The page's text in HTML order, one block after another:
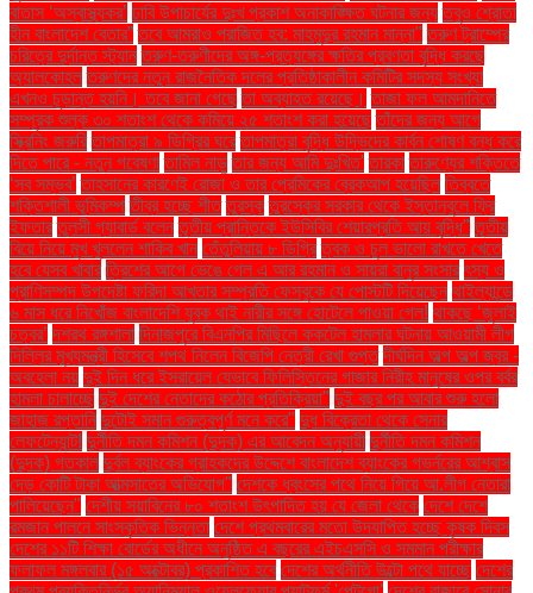
বাতাস ‘অস্বাস্থ্যকর’ ঢাবি উপাচার্যের দুঃখ প্রকাশ অনাকাঙ্ক্ষিত ঘটনার জন্য তবুও শ্রোতা
হীন বাংলাদেশ বেতার” তবে আমরাও পরাজিত হব: মাহমুদুর রহমান মান্না" তরুণ ট্রাম্পের
চরিত্রে দুর্দান্ত স্ট্যান তরুণ-তরুণীদের অঙ্গ-প্রত্যঙ্গের ক্ষতির প্রবণতা বৃদ্ধি করছে
অ্যালকোহল তরুণদের নতুন রাজনৈতিক দলের প্রতিষ্ঠাকালীন কমিটির সদস্য সংখ্যা
এখনও চূড়ান্ত হয়নি। তবে জানা গেছে তা অব্যাহত রয়েছে। তাজা ফল আমদানিতে
সম্পূরক শুল্ক ৩০ শতাংশ থেকে কমিয়ে ২৫ শতাংশ করা হয়েছে তাঁদের জন্য আগে
স্ক্রিনিং জরুরি তাপমাত্রা ৯ ডিগ্রির ঘরে তাপমাত্রা বৃদ্ধি উদ্ভিদের কার্বন শোষণ বন্ধ করে
দিতে পারে - নতুন গবেষণা তামিল নাড়ু তার জন্য আমি দুঃখিত' তারকা তারুণ্যের শক্তিতে
‘সব সম্ভব’ তাহসানের কারণেই রোজা ও তার প্রেমিকের ব্রেকআপ হয়েছিল তিব্বতে
শক্তিশালী ভূমিকম্প তীব্র হচ্ছে শীত তুরস্ক তুরস্কের সরকার থেকে ইস্তানবুলে ফ্রি
ইফতার তুলসী গ্যাবার্ড বলেন তৃতীয় প্রান্তিকে ইউসিবির শেয়ারপ্রতি আয় বৃদ্ধি" তৃতীয়
বিয়ে নিয়ে মুখ খুললেন শাকিব খান তেঁতুলিয়ায় ৮ ডিগ্রি ত্বক ও চুল ভালো রাখতে খেতে
হবে যেসব খাবার ত্রিশের আগে ভেঙে গেল এ আর রহমান ও সায়রা বানুর সংসার ৎস্য ও
প্রাণিসম্পদ উপদেষ্টা ফরিদা আখতার সম্প্রতি ফেসবুকে যে পোস্টটি দিয়েছেন থাইল্যান্ডে
৬ মাস ধরে নিখোঁজ বাংলাদেশি যুবক থাই নারীর সঙ্গে হোটেলে পাওয়া গেল! থাকছে ‘জুলাই
চত্বর’ দশরথ রঙ্গশালা দিনাজপুরে বিএনপির মিছিলে ককটেল হামলার ঘটনায় আওয়ামী লীগ
দিল্লির মুখ্যমন্ত্রী হিসেবে শপথ নিলেন বিজেপি নেত্রী রেখা গুপ্ত দীর্ঘদিন অল্প অল্প জ্বর -
অবহেলা নয় দুই দিন ধরে ইসরায়েল যেভাবে ফিলিস্তিনের গাজার নিরীহ মানুষের ওপর বর্বর
হামলা চালাচ্ছে দুই দেশের নেতাদের কঠোর প্রতিক্রিয়া" দুই বছর পর আবার শুরু হলো
জাহাজ রপ্তানি দুটোই সমান গুরুত্বপূর্ণ মনে করে" দুধ বিক্রেতা থেকে সেনার
লেফটেন্যান্ট! দুর্নীতি দমন কমিশন (দুদক) এর আবেদন অনুযায়ী দুর্নীতি দমন কমিশন
(দুদক) গতকাল দুর্বল ব্যাংকের গ্রাহকদের উদ্দেশে বাংলাদেশ ব্যাংকের গভর্নরের আশ্বাস
দেড় কোটি টাকা আত্মসাতের অভিযোগ" দেশকে ধ্বংসের পথে নিয়ে গিয়ে আ.লীগ নেতারা
পালিয়েছেন" দেশীয় সয়াবিনের ৮০ শতাংশ উৎপাদিত হয় যে জেলা থেকে দেশে দেশে
রমজান পালনে সাংস্কৃতিক ভিন্নতা দেশে প্রথমবারের মতো উদযাপিত হচ্ছে কৃষক দিবস
দেশের ১১টি শিক্ষা বোর্ডের অধীনে অনুষ্ঠিত এ বছরের এইচএসসি ও সমমান পরীক্ষার
ফলাফল মঙ্গলবার (১৫ অক্টোবর) প্রকাশিত হবে দেশের অর্থনীতি উল্টো পথে যাচ্ছে দেশের